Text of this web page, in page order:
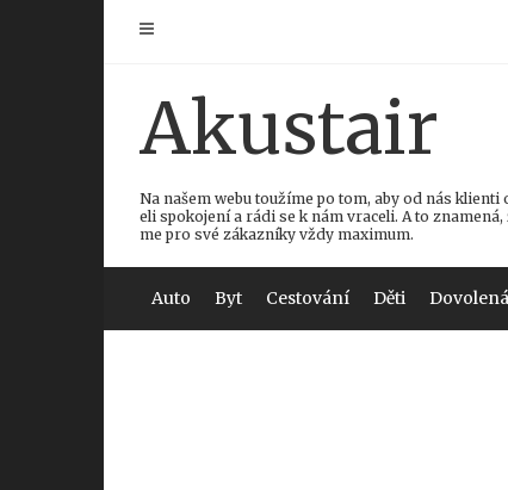
Akustair
Na našem webu toužíme po tom, aby od nás klienti
eli spokojení a rádi se k nám vraceli. A to znamená,
me pro své zákazníky vždy maximum.
Auto Byt Cestování Děti Dovolená